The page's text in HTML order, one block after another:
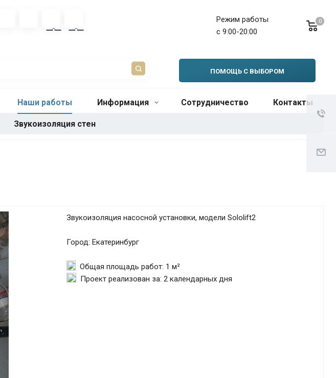
0
Режим работы
с 9:00-20:00
ПОМОЩЬ С ВЫБОРОМ
Наши работы Информация Сотрудничество Контакты
Звукоизоляция стен
Звукоизоляция насосной установки, модели Sololift2
Город: Екатеринбург
Общая площадь работ: 1 м²
Проект реализован за: 2 календарных дня